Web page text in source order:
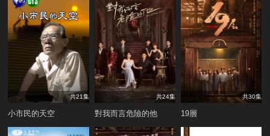
共21集
小市民的天空
共24集
對我而言危險的他
共30集
19層